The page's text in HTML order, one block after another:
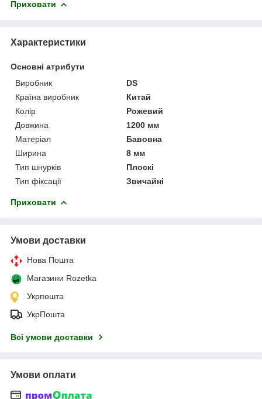
Приховати
Характеристики
Основні атрибути
Виробник
DS
Країна виробник
Китай
Колір
Рожевий
Довжина
1200 мм
Матеріал
Бавовна
Ширина
8 мм
Тип шнурків
Плоскі
Тип фіксації
Звичайні
Приховати
Умови доставки
Нова Пошта
Магазини Rozetka
Укрпошта
УкрПошта
Всі умови доставки
Умови оплати